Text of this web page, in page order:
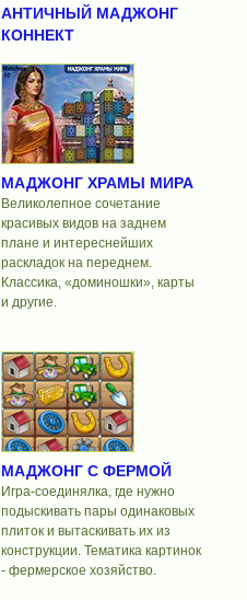
АНТИЧНЫЙ МАДЖОНГ
КОННЕКТ
МАДЖОНГ ХРАМЫ МИРА
Великолепное сочетание
красивых видов на заднем
плане и интереснейших
раскладок на переднем.
Классика, «доминошки», карты
и другие.
МАДЖОНГ С ФЕРМОЙ
Игра-соединялка, где нужно
подыскивать пары одинаковых
плиток и вытаскивать их из
конструкции. Тематика картинок
- фермерское хозяйство.